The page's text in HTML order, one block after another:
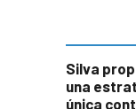
Silva
una
única